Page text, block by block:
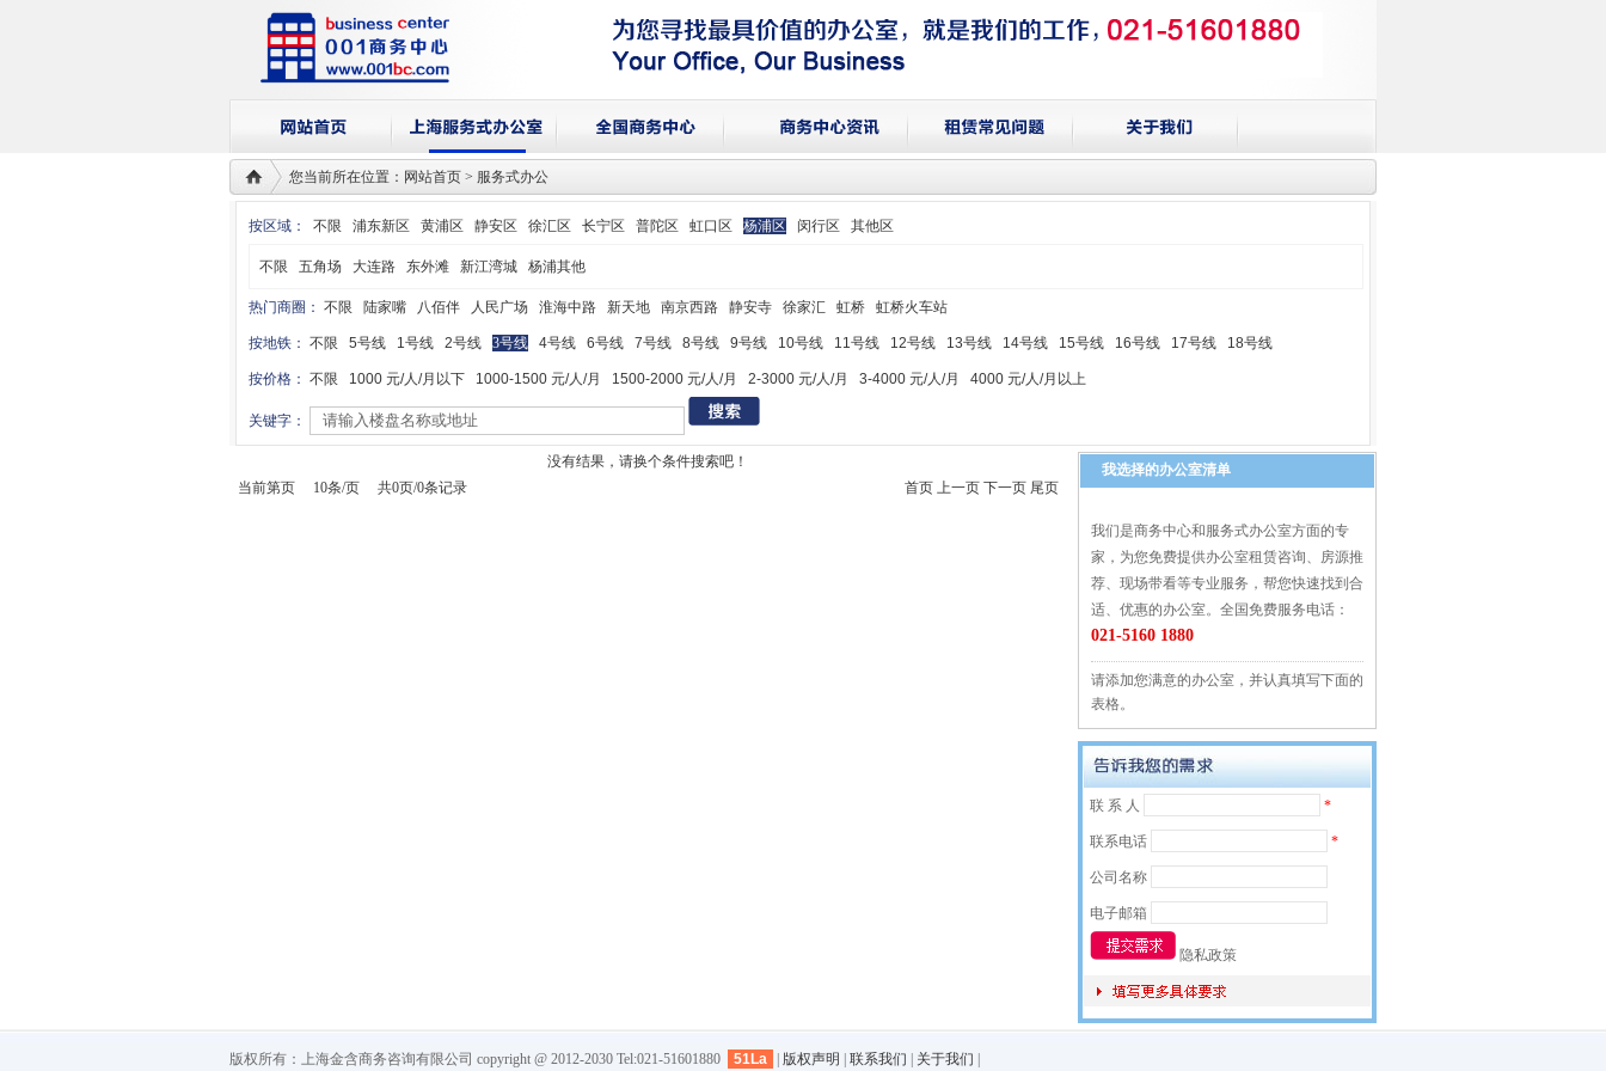
您当前所在位置：网站首页 > 服务式办公
按区域： 不限 浦东新区 黄浦区 静安区 徐汇区 长宁区 普陀区 虹口区 杨浦区 闵行区 其他区
不限 五角场 大连路 东外滩 新江湾城 杨浦其他
热门商圈： 不限 陆家嘴 八佰伴 人民广场 淮海中路 新天地 南京西路 静安寺 徐家汇 虹桥 虹桥火车站
按地铁： 不限 5号线 1号线 2号线 3号线 4号线 6号线 7号线 8号线 9号线 10号线 11号线 12号线 13号线 14号线 15号线 16号线 17号线 18号线
按价格： 不限 1000 元/人/月以下 1000-1500 元/人/月 1500-2000 元/人/月 2-3000 元/人/月 3-4000 元/人/月 4000 元/人/月以上
关键字：
没有结果，请换个条件搜索吧！
当前第页 10条/页 共0页/0条记录
首页 上一页 下一页 尾页
我选择的办公室清单
我们是商务中心和服务式办公室方面的专
家，为您免费提供办公室租赁咨询、房源推
荐、现场带看等专业服务，帮您快速找到合
适、优惠的办公室。全国免费服务电话：
021-5160 1880
请添加您满意的办公室，并认真填写下面的
表格。
联 系 人 *
联系电话 *
公司名称
电子邮箱
隐私政策
版权所有：上海金含商务咨询有限公司 copyright @ 2012-2030 Tel:021-51601880 51La 版权声明 联系我们 关于我们